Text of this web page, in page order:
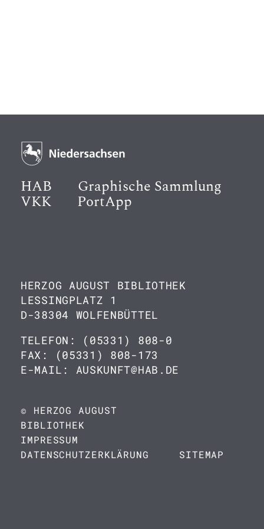
HAB Graphische Sammlung
VKK PortApp
HERZOG AUGUST BIBLIOTHEK
LESSINGPLATZ 1
D-38304 WOLFENBÜTTEL
TELEFON: (05331) 808-0
FAX: (05331) 808-173
E-MAIL: AUSKUNFT@HAB.DE
© HERZOG AUGUST
BIBLIOTHEK
IMPRESSUM
DATENSCHUTZERKLÄRUNG
SITEMAP